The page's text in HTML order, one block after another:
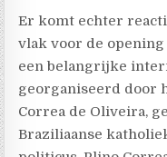
Er komt echter
vlak voor de opening
een belangrijke
georganiseerd door
Correa de Oliveira,
Braziliaanse